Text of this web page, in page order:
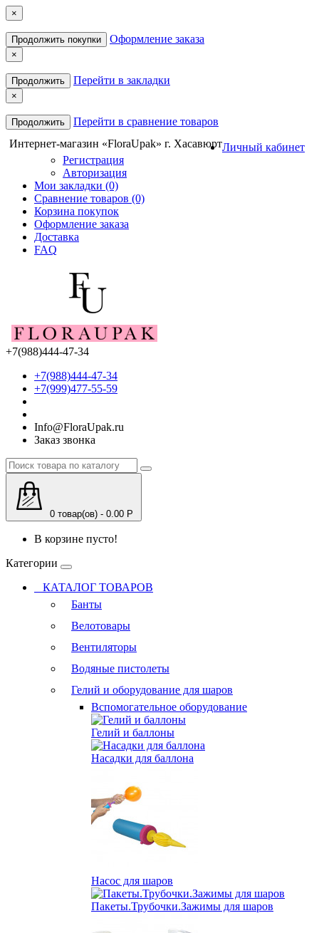
×
Продолжить покупки Оформление заказа
×
Продолжить Перейти в закладки
×
Продолжить
Перейти в сравнение товаров
Интернет-магазин «FloraUpak» г. ХасавюртЛичный кабинет
Регистрация
Авторизация
Мои закладки (0)
Сравнение товаров (0)
Корзина покупок
Оформление заказа
Доставка
FAQ
+7(988)444-47-34
+7(988)444-47-34
+7(999)477-55-59
Info@FloraUpak.ru
Заказ звонка
0 товар(ов) - 0.00 Р
В корзине пусто!
Категории
КАТАЛОГ ТОВАРОВ
Банты
Велотовары
Вентиляторы
Водяные пистолеты
Гелий и оборудование для шаров
Вспомогательное оборудование
Гелий и баллоны
Насадки для баллона
Насос для шаров
Пакеты.Трубочки.Зажимы для шаров